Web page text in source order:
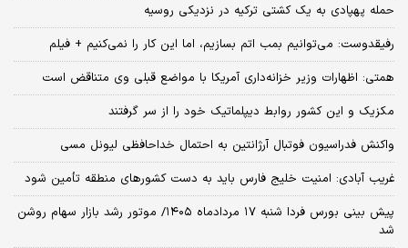
حمله پهپادی به یک کشتی ترکیه در نزدیکی روسیه
رفیقدوست: می‌توانیم بمب اتم بسازیم، اما این کار را نمی‌کنیم + فیلم
همتی: اظهارات وزیر خزانه‌داری آمریکا با مواضع قبلی وی متناقض است
مکزیک و این کشور روابط دیپلماتیک خود را از سر گرفتند
واکنش فدراسیون فوتبال آرژانتین به احتمال خداحافظی لیونل مسی
غریب آبادی: امنیت خلیج فارس باید به دست کشورهای منطقه تأمین شود
پیش بینی بورس فردا شنبه ۱۷ مردادماه ۱۴۰۵/ موتور رشد بازار سهام روشن
شد